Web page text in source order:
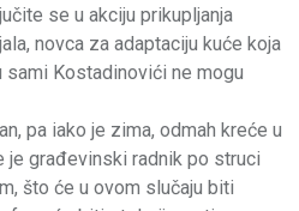
se u akciju prikupljanja
novca za adaptaciju kuće koja
sami Kostadinovići ne mogu
pa iako je zima, odmah kreće u
je građevinski radnik po struci
što će u ovom slučaju biti